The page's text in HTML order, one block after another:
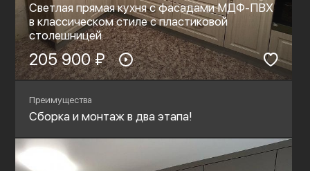
Светлая прямая кухня с фасадами МДФ-ПВХ
в классическом стиле с пластиковой
столешницей
205 900 ₽
Преимущества
Сборка и монтаж в два этапа!